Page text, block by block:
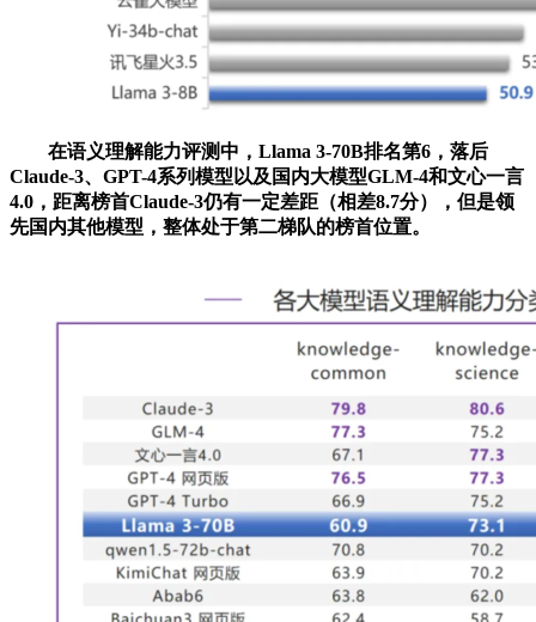
在语义理解能力评测中，Llama 3-70B排名第6，落后
Claude-3、GPT-4系列模型以及国内大模型GLM-4和文心一言
4.0，距离榜首Claude-3仍有一定差距（相差8.7分），但是领
先国内其他模型，整体处于第二梯队的榜首位置。